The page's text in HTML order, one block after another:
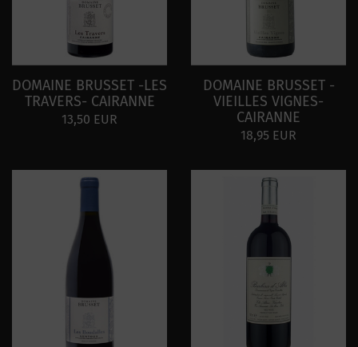
DOMAINE BRUSSET -LES
TRAVERS- CAIRANNE
13,50 EUR
DOMAINE BRUSSET -
VIEILLES VIGNES-
CAIRANNE
18,95 EUR